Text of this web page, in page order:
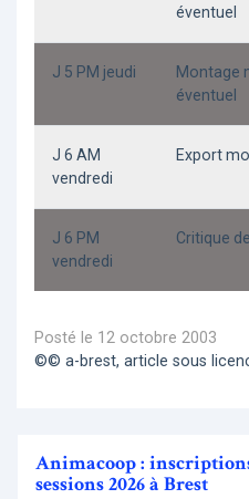
éventuel
J 5 PM jeudi
Montage
éventuel
J 6 AM
vendredi
Export
J 6 PM
vendredi
Critique
Posté le 12 octobre 2003
©© a-brest, article sous
Animacoop :
sessions 2026 à Brest